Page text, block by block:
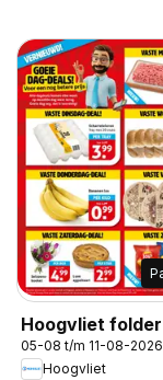
Hoogvliet folder
05-08 t/m 11-08-2026
Hoogvliet